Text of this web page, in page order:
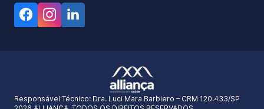
Responsável Técnico: Dra. Luci Mara Barbiero – CRM 120.433/SP